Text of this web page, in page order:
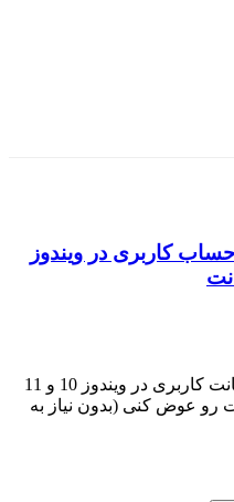
کاربری در ویندوز
🎯 #ترفند ترفند ویندوز | تغییر نام اکانت کاربری در ویندوز 10 و 11
رو عوض کنی (بدون نیاز به